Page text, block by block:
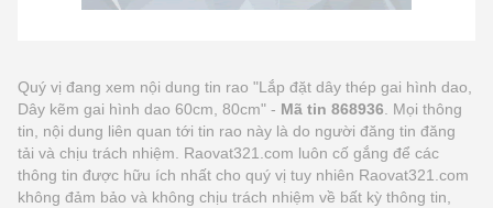
Quý vị đang xem nội dung tin rao "Lắp đặt dây thép gai hình dao,
Dây kẽm gai hình dao 60cm, 80cm" - Mã tin 868936 . Mọi thông
tin, nội dung liên quan tới tin rao này là do người đăng tin đăng
tải và chịu trách nhiệm. Raovat321.com luôn cố gắng để các
thông tin được hữu ích nhất cho quý vị tuy nhiên Raovat321.com
không đảm bảo và không chịu trách nhiệm về bất kỳ thông tin,